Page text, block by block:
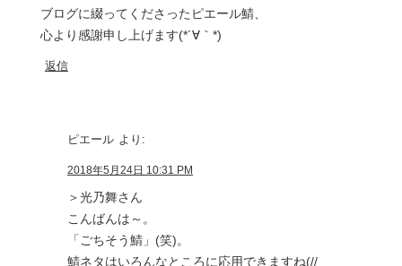
ブログに綴ってくださったピエール鯖、
心より感謝申し上げます(*´∀｀*)
返信
ピエール より:
2018年5月24日 10:31 PM
＞光乃舞さん
こんばんは～。
「ごちそう鯖」(笑)。
鯖ネタはいろんなところに応用できますね(//